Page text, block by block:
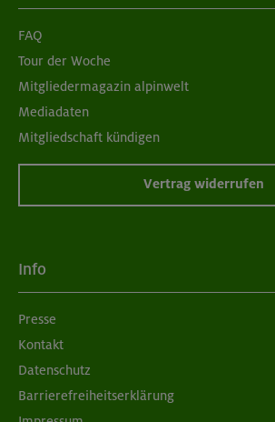
FAQ
Tour der Woche
Mitgliedermagazin alpinwelt
Mediadaten
Mitgliedschaft kündigen
Vertrag widerrufen
Info
Presse
Kontakt
Datenschutz
Barrierefreiheitserklärung